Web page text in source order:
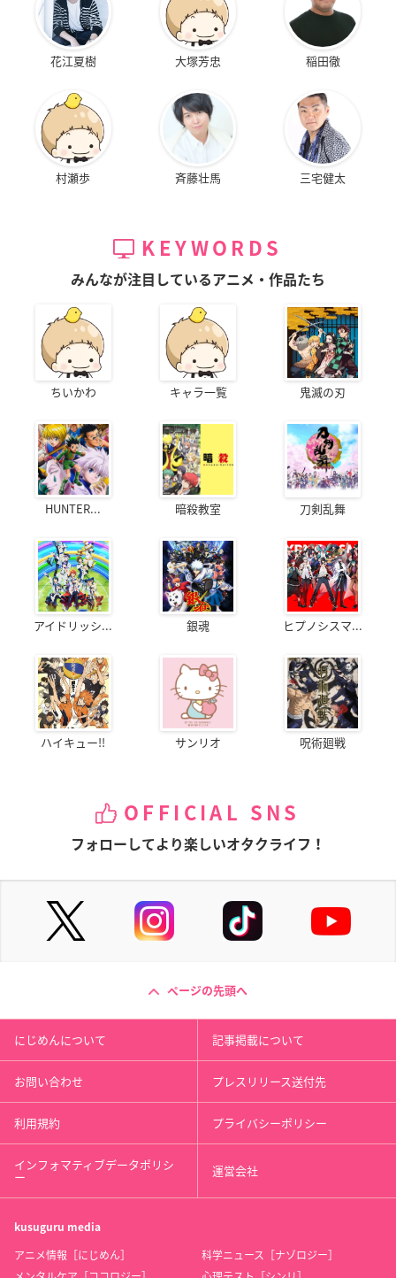
花江夏樹 大塚芳忠 稲田徹
村瀬歩 斉藤壮馬 三宅健太
KEYWORDS
みんなが注目しているアニメ・作品たち
ちいかわ キャラ一覧 鬼滅の刃
HUNTER... 暗殺教室 刀剣乱舞
アイドリッシ... 銀魂 ヒプノシスマ...
ハイキュー!! サンリオ 呪術廻戦
OFFICIAL SNS
フォローしてより楽しいオタクライフ！
ページの先頭へ
にじめんについて 記事掲載について
お問い合わせ プレスリリース送付先
利用規約 プライバシーポリシー
インフォマティブデータポリシ
ー 運営会社
kusuguru media
アニメ情報［にじめん］
科学ニュース［ナゾロジー］